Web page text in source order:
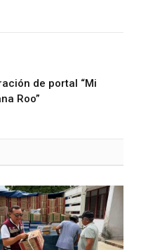
de portal “Mi
Roo”